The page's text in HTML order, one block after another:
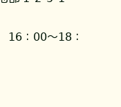
𝟣𝟨：𝟢𝟢～𝟣𝟪：